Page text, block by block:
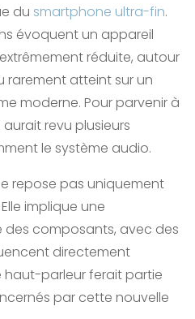
du smartphone ultra-fin.
évoquent un appareil
réduite, autour
rarement atteint sur un
moderne. Pour parvenir à
revu plusieurs
le système audio.
repose pas uniquement
implique une
composants, avec des
directement
haut-parleur ferait partie
par cette nouvelle